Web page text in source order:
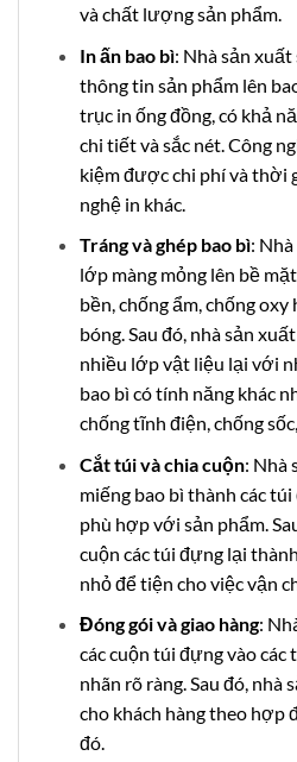
và chất lượng sản phẩm.
In ấn bao bì: Nhà sản xuất
thông tin sản phẩm lên
trục in ống đồng, có khả
chi tiết và sắc nét. Công
kiệm được chi phí và thời
nghệ in khác.
Tráng và ghép bao bì:
lớp màng mỏng lên bề
bền, chống ẩm, chống
bóng. Sau đó, nhà sản
nhiều lớp vật liệu lại với
bao bì có tính năng khác
chống tĩnh điện, chống sốc,
Cắt túi và chia cuộn: Nhà
miếng bao bì thành các
phù hợp với sản phẩm.
cuộn các túi đựng lại
nhỏ để tiện cho việc vận
Đóng gói và giao hàng:
các cuộn túi đựng vào các
nhãn rõ ràng. Sau đó, nhà
cho khách hàng theo hợp
đó.